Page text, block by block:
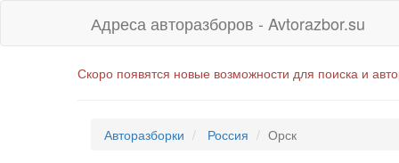
Адреса авторазборов - Avtorazbor.su
Скоро появятся новые возможности для поиска и
Авторазборки Россия Орск